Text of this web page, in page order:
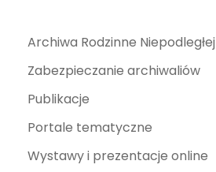
Archiwa Rodzinne Niepodległej
Zabezpieczanie archiwaliów
Publikacje
Portale tematyczne
Wystawy i prezentacje online